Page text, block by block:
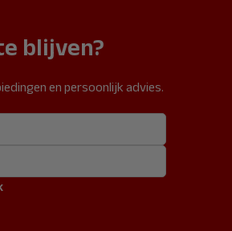
blijven?
en persoonlijk advies.